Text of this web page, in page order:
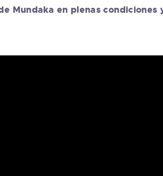
Mundaka en plenas condiciones